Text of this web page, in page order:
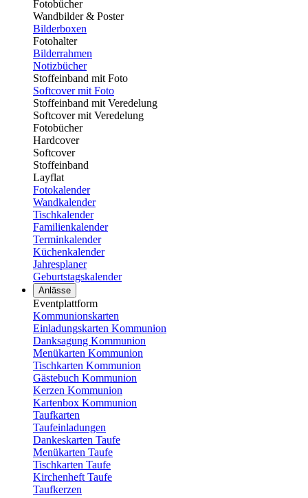
Fotobücher
Wandbilder & Poster
Bilderboxen
Fotohalter
Bilderrahmen
Notizbücher
Stoffeinband mit Foto
Softcover mit Foto
Stoffeinband mit Veredelung
Softcover mit Veredelung
Fotobücher
Hardcover
Softcover
Stoffeinband
Layflat
Fotokalender
Wandkalender
Tischkalender
Familienkalender
Terminkalender
Küchenkalender
Jahresplaner
Geburtstagskalender
Anlässe
Eventplattform
Kommunionskarten
Einladungskarten Kommunion
Danksagung Kommunion
Menükarten Kommunion
Tischkarten Kommunion
Gästebuch Kommunion
Kerzen Kommunion
Kartenbox Kommunion
Taufkarten
Taufeinladungen
Dankeskarten Taufe
Menükarten Taufe
Tischkarten Taufe
Kirchenheft Taufe
Taufkerzen